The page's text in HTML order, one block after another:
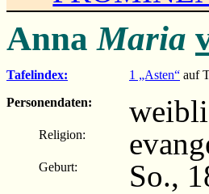
AnnaMaria
Tafelindex: 1 „Asten“ auf
Personendaten:
Religion:
Geburt: So.,